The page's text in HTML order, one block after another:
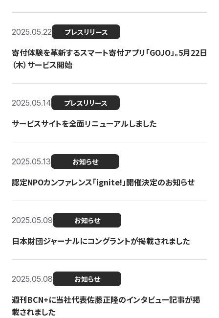
2025.05.22 プレスリリース
寄付体験を革新するスマート寄付アプリ「GOJO」。5月22日
（木）サービス開始
2025.05.14 プレスリリース
サービスサイトを全面リニューアルしました
2025.05.13 お知らせ
認定NPOカンファレンス「ignite!」開催決定のお知らせ
2025.05.09 お知らせ
日本財団ジャーナルにコングラントが掲載されました
2025.05.08 お知らせ
週刊BCN+に当社代表佐藤正隆のインタビュー記事が掲
載されました